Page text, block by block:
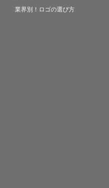
業界別！ロゴの選び方